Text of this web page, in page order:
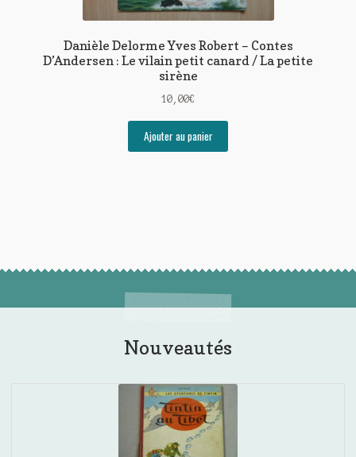
Danièle Delorme Yves Robert – Contes
D’Andersen : Le vilain petit canard / La petite
sirène
10,00€
Ajouter au panier
Nouveautés